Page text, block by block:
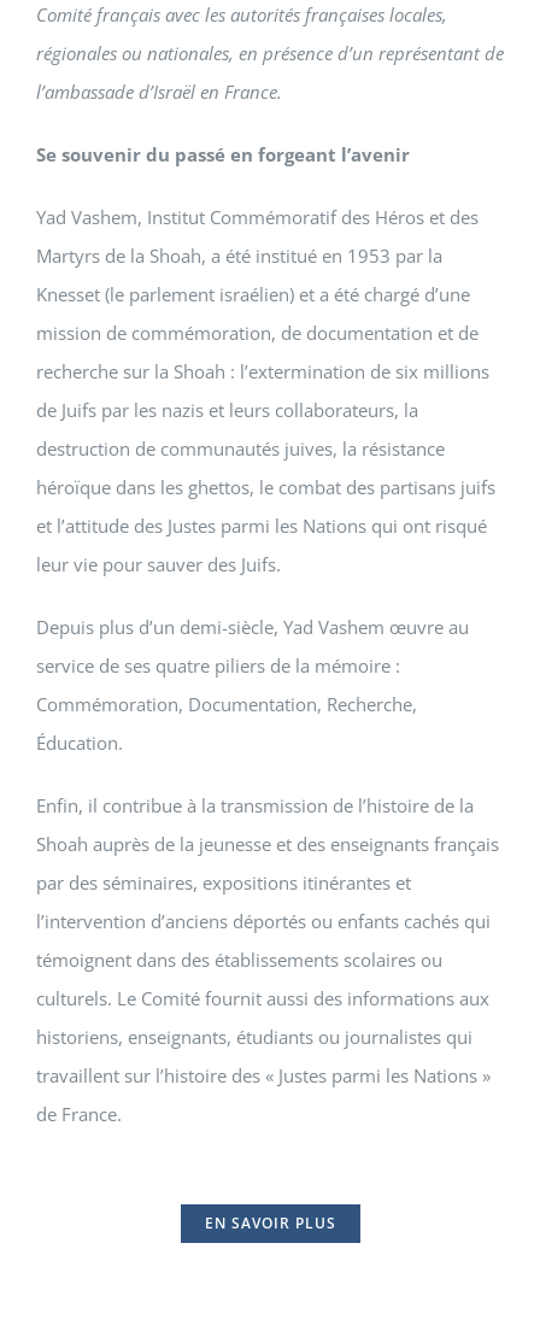
Comité français avec les autorités françaises locales,
régionales ou nationales, en présence d’un représentant de
l’ambassade d’Israël en France.
Se souvenir du passé en forgeant l’avenir
Yad Vashem, Institut Commémoratif des Héros et des
Martyrs de la Shoah, a été institué en 1953 par la
Knesset (le parlement israélien) et a été chargé d’une
mission de commémoration, de documentation et de
recherche sur la Shoah : l’extermination de six millions
de Juifs par les nazis et leurs collaborateurs, la
destruction de communautés juives, la résistance
héroïque dans les ghettos, le combat des partisans juifs
et l’attitude des Justes parmi les Nations qui ont risqué
leur vie pour sauver des Juifs.
Depuis plus d’un demi-siècle, Yad Vashem œuvre au
service de ses quatre piliers de la mémoire :
Commémoration, Documentation, Recherche,
Éducation.
Enfin, il contribue à la transmission de l’histoire de la
Shoah auprès de la jeunesse et des enseignants français
par des séminaires, expositions itinérantes et
l’intervention d’anciens déportés ou enfants cachés qui
témoignent dans des établissements scolaires ou
culturels. Le Comité fournit aussi des informations aux
historiens, enseignants, étudiants ou journalistes qui
travaillent sur l’histoire des « Justes parmi les Nations »
de France.
EN SAVOIR PLUS